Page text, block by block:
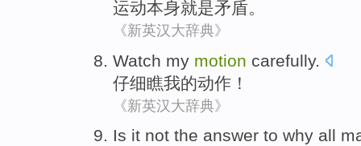
运动本身就是矛盾。
《新英汉大辞典》
Watch my motion carefully.
仔细瞧我的动作 ！
《新英汉大辞典》
Is it not the answer to why all